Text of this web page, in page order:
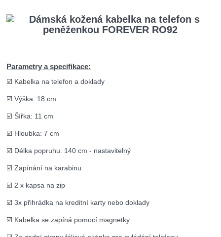
Parametry a specifikace:
☑️ Kabelka na telefon a doklady
☑️ Výška: 18 cm
☑️ Šířka: 11 cm
☑️ Hloubka: 7 cm
☑️ Délka popruhu: 140 cm - nastavitelný
☑️ Zapínání na karabinu
☑️ 2 x kapsa na zip
☑️ 3x přihrádka na kreditní karty nebo doklady
☑️ Kabelka se zapíná pomocí magnetky